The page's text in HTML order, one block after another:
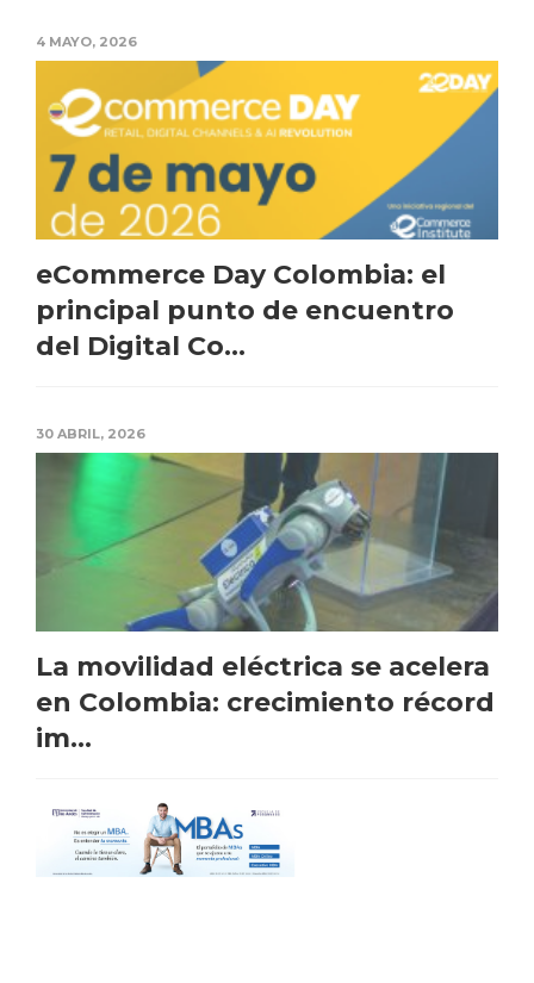
4 MAYO, 2026
eCommerce Day Colombia: el
principal punto de encuentro
del Digital Co...
30 ABRIL, 2026
La movilidad eléctrica se acelera
en Colombia: crecimiento récord
im...